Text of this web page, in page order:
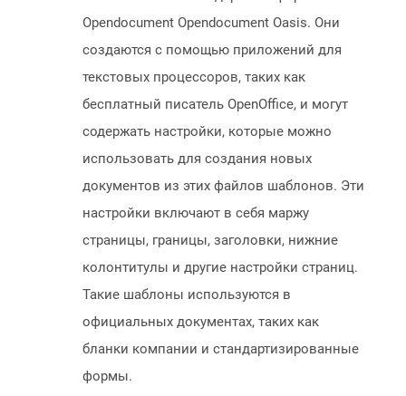
Opendocument Opendocument Oasis. Они
создаются с помощью приложений для
текстовых процессоров, таких как
бесплатный писатель OpenOffice, и могут
содержать настройки, которые можно
использовать для создания новых
документов из этих файлов шаблонов. Эти
настройки включают в себя маржу
страницы, границы, заголовки, нижние
колонтитулы и другие настройки страниц.
Такие шаблоны используются в
официальных документах, таких как
бланки компании и стандартизированные
формы.